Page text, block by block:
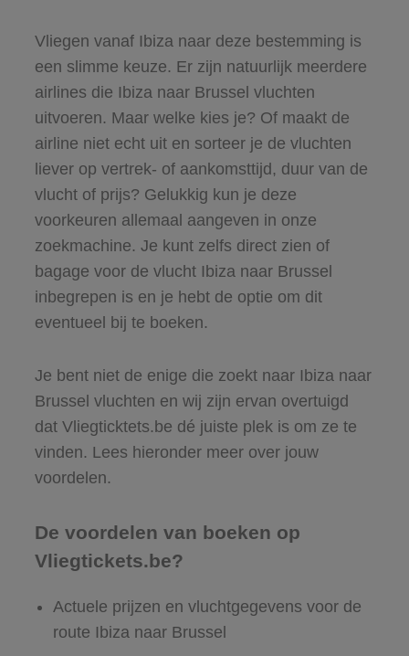
Vliegen vanaf Ibiza naar deze bestemming is
een slimme keuze. Er zijn natuurlijk meerdere
airlines die Ibiza naar Brussel vluchten
uitvoeren. Maar welke kies je? Of maakt de
airline niet echt uit en sorteer je de vluchten
liever op vertrek- of aankomsttijd, duur van de
vlucht of prijs? Gelukkig kun je deze
voorkeuren allemaal aangeven in onze
zoekmachine. Je kunt zelfs direct zien of
bagage voor de vlucht Ibiza naar Brussel
inbegrepen is en je hebt de optie om dit
eventueel bij te boeken.
Je bent niet de enige die zoekt naar Ibiza naar
Brussel vluchten en wij zijn ervan overtuigd
dat Vliegticktets.be dé juiste plek is om ze te
vinden. Lees hieronder meer over jouw
voordelen.
De voordelen van boeken op
Vliegtickets.be?
Actuele prijzen en vluchtgegevens voor de
route Ibiza naar Brussel